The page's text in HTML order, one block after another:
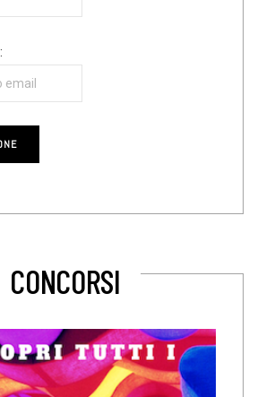
CONCORSI